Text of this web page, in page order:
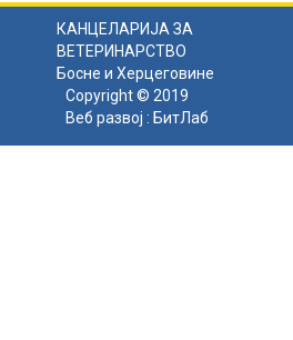
КАНЦЕЛАРИЈА ЗА
ВЕТЕРИНАРСТВО
Босне и Херцеговине
Copyright © 2019
Веб развој : БитЛаб